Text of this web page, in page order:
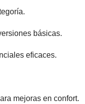
básicas.
eficaces.
mejoras en confort.